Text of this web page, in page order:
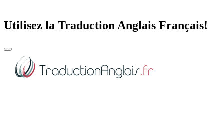
Utilisez la Traduction Anglais Français!